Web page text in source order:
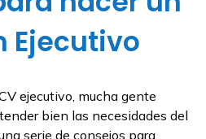
Ejecutivo
ejecutivo, mucha gente
bien las necesidades del
serie de consejos para